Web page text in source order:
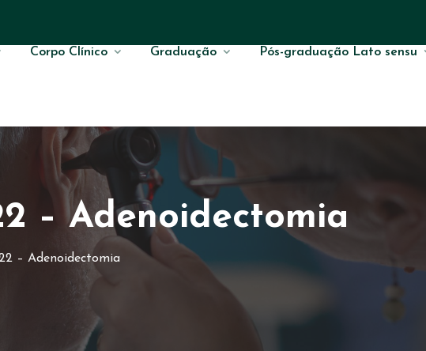
Corpo Clínico Graduação Pós-graduação Lato sensu
– Adenoidectomia
– Adenoidectomia